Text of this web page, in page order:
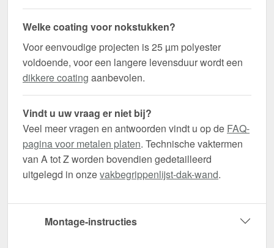
Welke coating voor nokstukken?
Voor eenvoudige projecten is 25 µm polyester
voldoende, voor een langere levensduur wordt een
dikkere coating aanbevolen.
Vindt u uw vraag er niet bij?
Veel meer vragen en antwoorden vindt u op de FAQ-
pagina voor metalen platen. Technische vaktermen
van A tot Z worden bovendien gedetailleerd
uitgelegd in onzevakbegrippenlijst-dak-wand.
Montage-instructies